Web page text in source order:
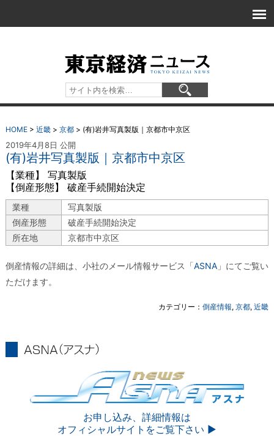
HOME> 近畿> 京都> (有)岩井写真製版｜京都市中京区
2019年4月8日 公開
(有)岩井写真製版｜京都市中京区
【業種】 写真製版
【倒産形態】 破産手続開始決定
業種
写真製版
倒産形態
破産手続開始決定
所在地
京都市中京区
倒産情報の詳細は、小社のメール情報サービス「ASNA 」にてご覧い
ただけます。
カテゴリー：倒産情報,京都,近畿
お申し込み、詳細情報は
オフィシャルサイトをご覧下さい ▶︎